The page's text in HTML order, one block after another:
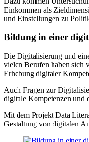
Einkommen als
und Einstellungen zu
Bildung in einer
Die Digitalisierung und
vielen Berufen haben sich
Erhebung digitaler
Auch Fragen zur
digitale Kompetenzen und
Mit dem Projekt Data
Gestaltung von digitalen